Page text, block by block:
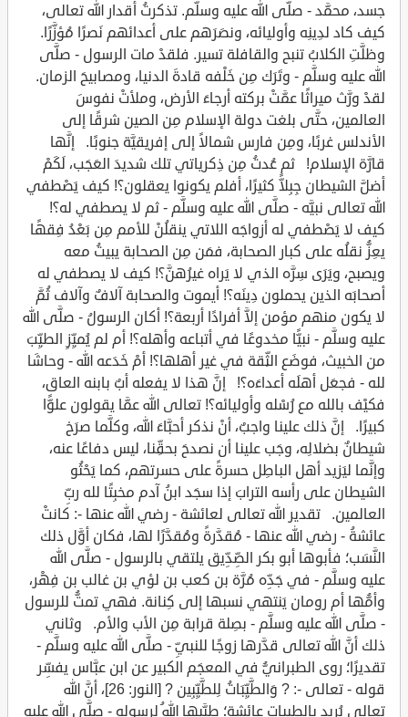
جسد، محمَّد - صلَّى الله عليه وسلَّم. تذكرتُ أقدار الله تعالى،
كيف كاد لدِينِه وأوليائه، ونصَرَهم على أعدائهم نَصرًا مُؤزَّرًا.
وظلَّتِ الكلابُ تنبح والقافلة تسير. فلقدْ مات الرسول - صلَّى
الله عليه وسلَّم - وتَرَك مِن خَلْفه قادةَ الدنيا، ومصابيحَ الزمان.
لقدْ ورَّث ميراثًا عمَّتْ بركته أرجاءَ الأرض، وملأتْ نفوسَ
العالمين، حتَّى بلغت دولة الإسلام مِن الصين شرقًا إلى
الأندلس غربًا، ومِن فارس شمالاً إلى إفريقيَّة جنوبًا. إنَّها
قارَّة الإسلام! ثم عُدتُ مِن ذِكرياتي تلك شديدَ العَجَب، لَكَمْ
أضلَّ الشيطان جِبِلاًّ كثيرًا، أفلم يكونوا يعقلون؟! كيف يَصْطفي
الله تعالى نبيَّه - صلَّى الله عليه وسلَّم - ثم لا يصطفي له؟!
كيف لا يَصْطفي له أزواجَه اللاتي ينقلُنْ للأمم مِن بَعْدُ فِقهًا
يعِزُّ نقلُه على كبار الصحابة، فمَن مِن الصحابة يبيتُ معه
ويصبح، ويَرَى سِرَّه الذي لا يَراه غيرُهنَّ؟! كيف لا يصطفي له
أصحابَه الذين يحملون دِينَه؟! أيموت والصحابة آلافٌ وآلاف ثُمَّ
لا يكون منهم مؤمن إلاَّ أفرادًا أربعة؟! أكان الرسولُ - صلَّى الله
عليه وسلَّم - نبيًّا مخدوعًا في أتباعه وأهله؟! أم لم يُميِّزِ الطيِّبَ
من الخبيث، فوضَع الثِّقة في غير أهلها؟! أمْ خَدَعه الله - وحاشَا
لله - فجعَل أهلَه أعداءَه؟! إنَّ هذا لا يفعله أبٌ بابنه العاق،
فكيْف بالله مع رُسْله وأوليائه؟! تعالى الله عمَّا يقولون علوًّا
كبيرًا. إنَّ ذلك علينا واجبٌ، أنْ نذكر أحبَّاءَ الله، وكلَّما صرَخ
شيطانٌ بضلالِه، وجَب علينا أن نصدحَ بحقِّنا، ليس دفاعًا عنه،
وإنَّما ليَزيد أهل الباطِل حسرةً على حسرتهم، كما يَحْثُو
الشيطان على رأسه الترابَ إذا سجَد ابنُ آدم مخبِتًا لله ربِّ
العالمين. تقدير الله تعالى لعائشة - رضي الله عنها -: كانتْ
عائشةُ - رضي الله عنها - مُقدَّرةً ومُقدَّرًا لها، فكان أوَّل ذلك
النَّسَب؛ فأبوها أبو بكر الصِّدِّيق يلتقي بالرسول - صلَّى الله
عليه وسلَّم - في جَدِّه مُرَّة بن كعب بن لؤي بن غالب بن فِهْر،
وأمُّها أم رومان يَنتهي نسبها إلى كِنانة. فهي تمتُّ للرسول
- صلَّى الله عليه وسلَّم - بصِلة قرابة مِن الأب والأم. وثاني
ذلك أنَّ الله تعالى قدَّرها زوجًا للنبيِّ - صلَّى الله عليه وسلَّم -
تقديرًا؛ روى الطبرانيُّ في المعجَم الكبير عن ابن عبَّاس يفسِّر
قوله - تعالى -: ? وَالطَّيِّبَاتُ لِلطَّيِّبِين ? [النور: 26]، أنَّ الله
تعالى يُريد بالطيباتِ عائشة؛ طيَّبها اللهُ لرسوله - صلَّى الله عليه